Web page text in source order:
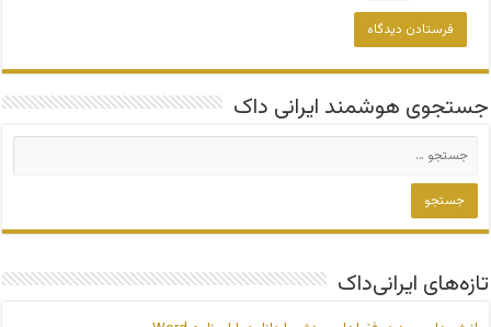
جستجوی هوشمند ایرانی داک
تازه‌های ایرانی‌داک